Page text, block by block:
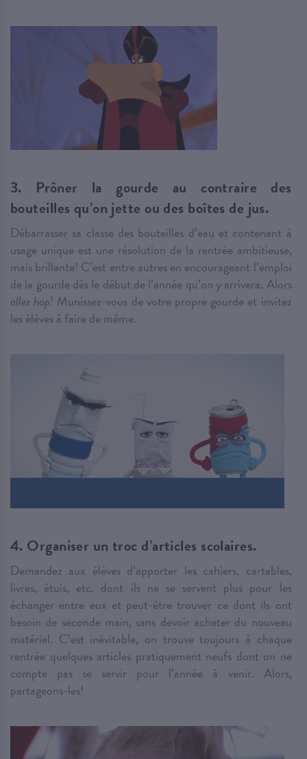
3. Prôner la gourde au contraire des
bouteilles qu’on jette ou des boîtes de jus.
Débarrasser sa classe des bouteilles d’eau et contenant à
usage unique est une résolution de la rentrée ambitieuse,
mais brillante! C’est entre autres en encourageant l’emploi
de la gourde dès le début de l’année qu’on y arrivera. Alors
allez hop! Munissez-vous de votre propre gourde et invitez
les élèves à faire de même.
4. Organiser un troc d’articles scolaires.
Demandez aux élèves d’apporter les cahiers, cartables,
livres, étuis, etc. dont ils ne se servent plus pour les
échanger entre eux et peut-être trouver ce dont ils ont
besoin de seconde main, sans devoir acheter du nouveau
matériel. C’est inévitable, on trouve toujours à chaque
rentrée quelques articles pratiquement neufs dont on ne
compte pas se servir pour l’année à venir. Alors,
partageons-les!